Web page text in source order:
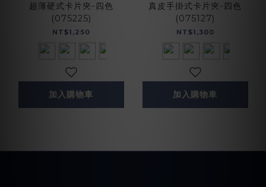
超薄硬式卡片夾-四色
(075225)
NT$1,250
加入購物車
真皮手掛式卡片夾-四色
(075127)
NT$1,300
加入購物車